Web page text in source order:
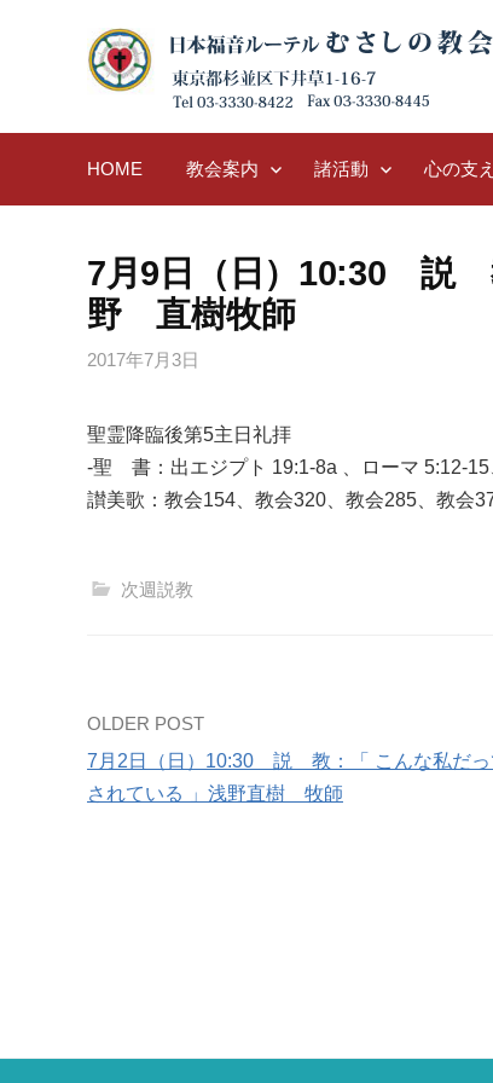
HOME 教会案内 諸活動 心の支え
7月9日（日）10:30 説
野 直樹牧師
2017年7月3日
聖霊降臨後第5主日礼拝
-聖 書：出エジプト 19:1-8a 、ローマ 5:12-15
讃美歌：教会154、教会320、教会285、教会
次週説教
Post
navigation
OLDER POST
7月2日（日）10:30 説 教：「 こんな私だっ
されている 」浅野直樹 牧師